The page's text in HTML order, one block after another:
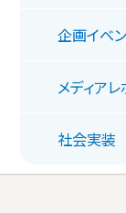
企画イベ
メディア
社会実装